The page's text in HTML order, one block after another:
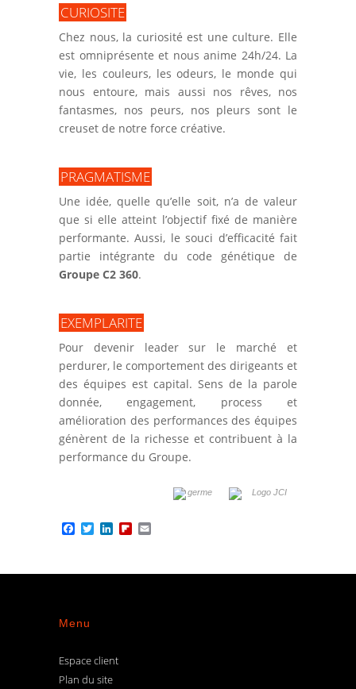
CURIOSITE
Chez nous, la curiosité est une culture. Elle
est omniprésente et nous anime 24h/24. La
vie, les couleurs, les odeurs, le monde qui
nous entoure, mais aussi nos rêves, nos
fantasmes, nos peurs, nos pleurs sont le
creuset de notre force créative.
PRAGMATISME
Une idée, quelle qu’elle soit, n’a de valeur
que si elle atteint l’objectif fixé de manière
performante. Aussi, le souci d’efficacité fait
partie intégrante du code génétique de
Groupe C2 360.
EXEMPLARITE
Pour devenir leader sur le marché et
perdurer, le comportement des dirigeants et
des équipes est capital. Sens de la parole
donnée, engagement, process et
amélioration des performances des équipes
génèrent de la richesse et contribuent à la
performance du Groupe.
Facebook
TwitterLinkedInFlipboard
Menu
Espace client
Plan du site